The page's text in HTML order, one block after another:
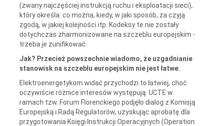
(zwany najczęściej instrukcją ruchu i eksploatacji sieci),
który określa: co można, kiedy, w jaki sposób, za czyją
zgodą, w jakiej kolejności itp. Kodeksy te nie zostały
dotychczas zharmonizowane na szczeblu europejskim -
trzeba je zunifikować.
Jak? Przecież powszechnie wiadomo, że uzgadnianie
stanowisk na szczeblu europejskim nie jest łatwe.
Elektroenergetykom widać przychodzi to łatwiej, choć
oczywiście różnice interesów występują. UCTE w
ramach tzw. Forum Florenckiego podjęło dialog z Komisją
Europejską i Radą Regulatorów, uzyskując aprobatę dla
przygotowania Księgi Instrukcji Operacyjnych (Operation